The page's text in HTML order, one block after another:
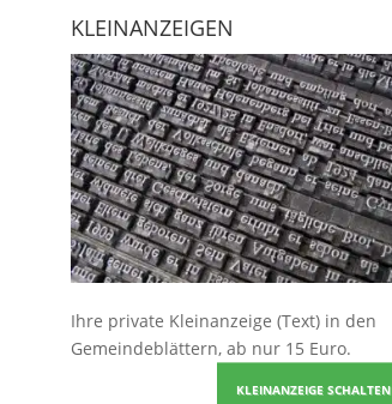
KLEINANZEIGEN
Ihre private Kleinanzeige (Text) in den
Gemeindeblättern, ab nur 15 Euro.
KLEINANZEIGE SCHALTEN